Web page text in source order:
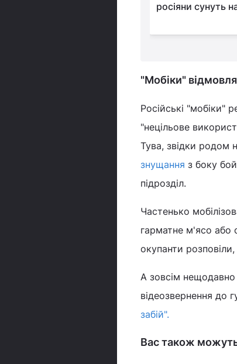
росіяни сунуть
"Мобіки"
Російські "мобіки"
"нецільове
Тува, звідки родом
знущання з боку
підрозділ.
Частенько
гарматне м'ясо або
окупанти
А зовсім нещодавно
відеозвернення до
забій".
Вас також